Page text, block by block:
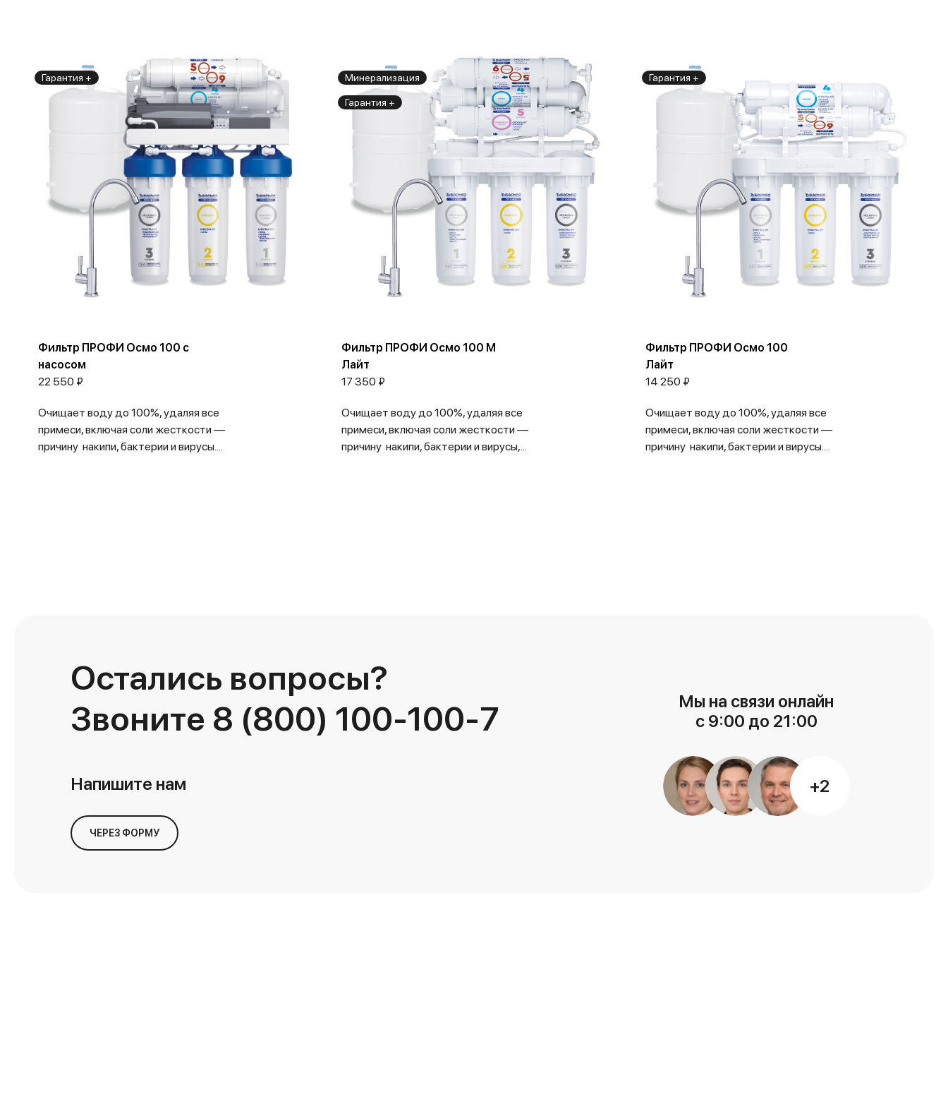
Фильтр ПРОФИ Осмо 100 с
насосом
22 550 ₽
Очищает воду до 100%, удаляя все
примеси, включая соли жесткости —
причину накипи, бактерии и вирусы....
Гарантия +
Фильтр ПРОФИ Осмо 100 М
Лайт
17 350 ₽
Очищает воду до 100%, удаляя все
примеси, включая соли жесткости —
причину накипи, бактерии и вирусы,...
Минерализация
Гарантия +
Фильтр ПРОФИ Осмо 100
Лайт
14 250 ₽
Очищает воду до 100%, удаляя все
примеси, включая соли жесткости —
причину накипи, бактерии и вирусы....
Гарантия +
Остались вопросы?
Звоните 8 (800) 100-100-7
Напишите нам
ЧЕРЕЗ ФОРМУ
Мы на связи онлайн
с 9:00 до 21:00
+2